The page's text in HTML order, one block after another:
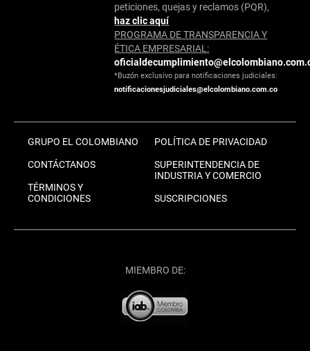
peticiones, quejas y reclamos (PQR),
haz clic aquí
PROGRAMA DE TRANSPARENCIA Y
ÉTICA EMPRESARIAL:
*Buzón exclusivo para notificaciones judiciales:
notificacionesjudiciales@elcolombiano.com.co
GRUPO EL COLOMBIANO
CONTÁCTANOS
TÉRMINOS Y
CONDICIONES
POLÍTICA DE PRIVACIDAD
SUPERINTENDENCIA DE
INDUSTRIA Y COMERCIO
SUSCRIPCIONES
MIEMBRO DE: